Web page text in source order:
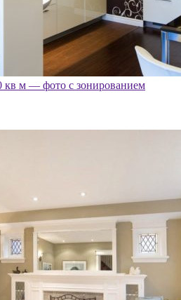
кв м — фото с зонированием